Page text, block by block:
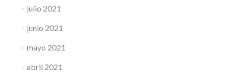
julio 2021
junio 2021
mayo 2021
abril 2021